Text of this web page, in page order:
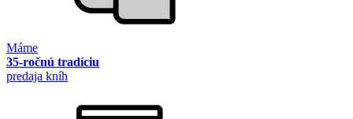
Máme
35-ročnú tradíciu
predaja kníh